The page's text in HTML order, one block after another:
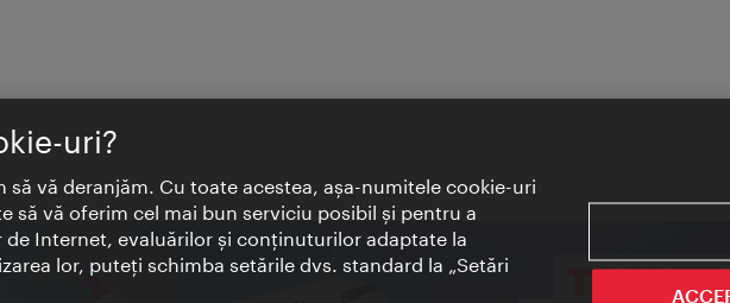
uri?
să vă deranjăm. Cu toate acestea, aşa-numitele cookie-uri
să vă oferim cel mai bun serviciu posibil şi pentru a
Internet, evaluărilor şi conţinuturilor adaptate la
lor, puteţi schimba setările dvs. standard la „Setări